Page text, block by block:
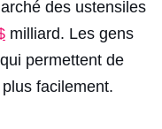
des ustensiles
milliard. Les gens
permettent de
facilement.